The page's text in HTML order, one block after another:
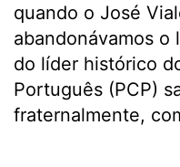
quando o José
abandonávamos o
do líder histórico
Português (PCP)
fraternalmente,